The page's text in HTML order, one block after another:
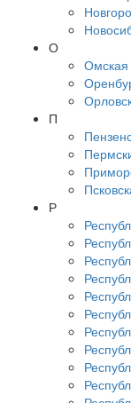
О
Омская
П
Р